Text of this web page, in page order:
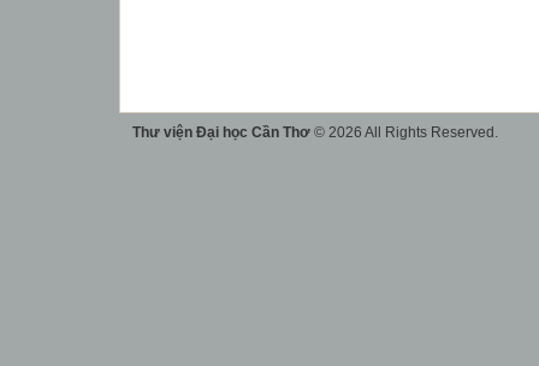
Thư viện Đại học Cần Thơ © 2026 All Rights Reserved.